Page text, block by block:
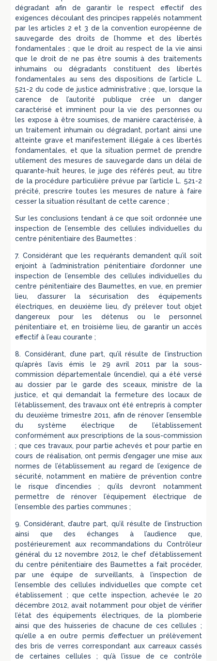
dégradant afin de garantir le respect effectif des
exigences découlant des principes rappelés notamment
par les articles 2 et 3 de la convention européenne de
sauvegarde des droits de l’homme et des libertés
fondamentales ; que le droit au respect de la vie ainsi
que le droit de ne pas être soumis à des traitements
inhumains ou dégradants constituent des libertés
fondamentales au sens des dispositions de l’article L.
521-2 du code de justice administrative ; que, lorsque la
carence de l’autorité publique crée un danger
caractérisé et imminent pour la vie des personnes ou
les expose à être soumises, de manière caractérisée, à
un traitement inhumain ou dégradant, portant ainsi une
atteinte grave et manifestement illégale à ces libertés
fondamentales, et que la situation permet de prendre
utilement des mesures de sauvegarde dans un délai de
quarante-huit heures, le juge des référés peut, au titre
de la procédure particulière prévue par l’article L. 521-2
précité, prescrire toutes les mesures de nature à faire
cesser la situation résultant de cette carence ;
Sur les conclusions tendant à ce que soit ordonnée une
inspection de l’ensemble des cellules individuelles du
centre pénitentiaire des Baumettes :
7. Considérant que les requérants demandent qu’il soit
enjoint à l’administration pénitentiaire d’ordonner une
inspection de l’ensemble des cellules individuelles du
centre pénitentiaire des Baumettes, en vue, en premier
lieu, d’assurer la sécurisation des équipements
électriques, en deuxième lieu, d’y prélever tout objet
dangereux pour les détenus ou le personnel
pénitentiaire et, en troisième lieu, de garantir un accès
effectif à l’eau courante ;
8. Considérant, d’une part, qu’il résulte de l’instruction
qu’après l’avis émis le 29 avril 2011 par la sous-
commission départementale (incendie), qui a été versé
au dossier par le garde des sceaux, ministre de la
justice, et qui demandait la fermeture des locaux de
l’établissement, des travaux ont été entrepris à compter
du deuxième trimestre 2011, afin de rénover l’ensemble
du système électrique de l’établissement
conformément aux prescriptions de la sous-commission
; que ces travaux, pour partie achevés et pour partie en
cours de réalisation, ont permis d’engager une mise aux
normes de l’établissement au regard de l’exigence de
sécurité, notamment en matière de prévention contre
le risque d’incendies ; qu’ils devront notamment
permettre de rénover l’équipement électrique de
l’ensemble des parties communes ;
9. Considérant, d’autre part, qu’il résulte de l’instruction
ainsi que des échanges à l’audience que,
postérieurement aux recommandations du Contrôleur
général du 12 novembre 2012, le chef d’établissement
du centre pénitentiaire des Baumettes a fait procéder,
par une équipe de surveillants, à l’inspection de
l’ensemble des cellules individuelles que compte cet
établissement ; que cette inspection, achevée le 20
décembre 2012, avait notamment pour objet de vérifier
l’état des équipements électriques, de la plomberie
ainsi que des huisseries de chacune de ces cellules ;
qu’elle a en outre permis d’effectuer un prélèvement
des bris de verres correspondant aux carreaux cassés
de certaines cellules ; qu’à l’issue de ce contrôle